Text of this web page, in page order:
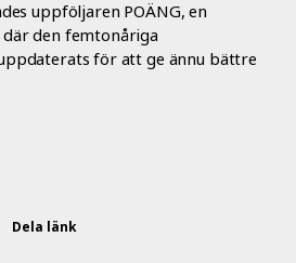
uppföljaren POÄNG, en
den femtonåriga
för att ge ännu bättre
Dela länk